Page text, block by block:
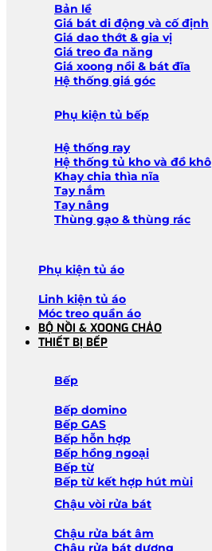
Bản lề
Giá bát di động và cố định
Giá dao thớt & gia vị
Giá treo đa năng
Giá xoong nồi & bát đĩa
Hệ thống giá góc
Phụ kiện tủ bếp
Hệ thống ray
Hệ thống tủ kho và đồ khô
Khay chia thìa nĩa
Tay nắm
Tay nâng
Thùng gạo & thùng rác
Phụ kiện tủ áo
Linh kiện tủ áo
Móc treo quần áo
BỘ NỒI & XOONG CHẢO
THIẾT BỊ BẾP
Bếp
Bếp domino
Bếp GAS
Bếp hỗn hợp
Bếp hồng ngoại
Bếp từ
Bếp từ kết hợp hút mùi
Chậu vòi rửa bát
Chậu rửa bát âm
Chậu rửa bát dương